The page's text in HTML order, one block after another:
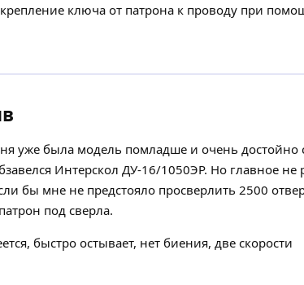
ключа от патрона к проводу при
уже была модель помладше и очень
Интерскол ДУ-16/1050ЭР. Но главное не
бы мне не предстояло просверлить 2500
под сверла.
быстро остывает, нет биения, две скорости